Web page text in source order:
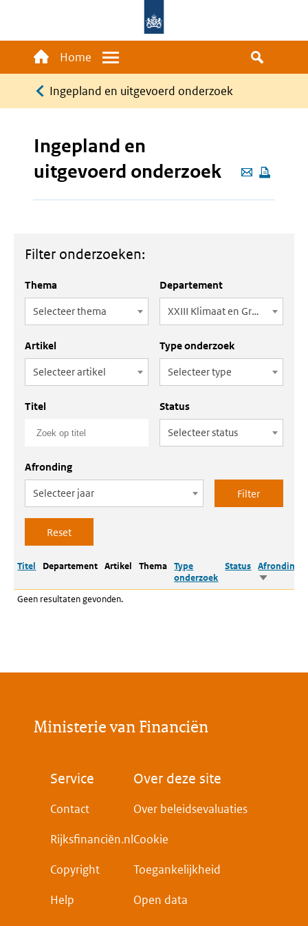
gaan
Main
navigation
Home Menu
Kruimelpad
Ingepland en uitgevoerd onderzoek
Deze
pagina
Ingepland en
uitgevoerd onderzoek
Filter onderzoeken:
Thema
Selecteer thema
Departement
XXIII Klimaat en Groene Groei
Artikel
Selecteer artikel
Type onderzoek
Selecteer type
Titel
Status
Selecteer status
Afronding
Selecteer jaar
Titel Departement Artikel Thema
Type
onderzoek
Status
Afronding
Oplopend
sorteren
Geen resultaten gevonden.
Ministerie van Financiën
Voet
Service
Contact
Rijksfinanciën.nl
Copyright
Help
Over deze site
Over beleidsevaluaties
Cookie
Toegankelijkheid
Open data